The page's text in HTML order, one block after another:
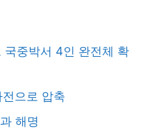
국중박서 4인 완전체 확
으로 압축
해명